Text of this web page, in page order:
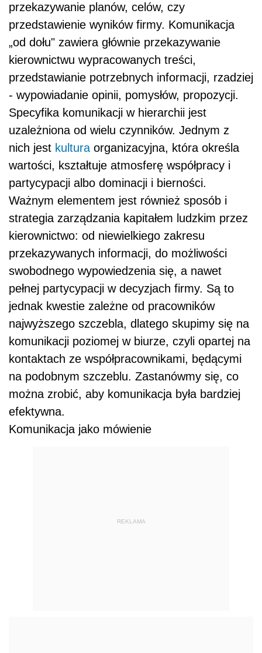
przekazywanie planów, celów, czy
przedstawienie wyników firmy. Komunikacja
„od dołu" zawiera głównie przekazywanie
kierownictwu wypracowanych treści,
przedstawianie potrzebnych informacji, rzadziej
- wypowiadanie opinii, pomysłów, propozycji.
Specyfika komunikacji w hierarchii jest
uzależniona od wielu czynników. Jednym z
nich jest kultura organizacyjna, która określa
wartości, kształtuje atmosferę współpracy i
partycypacji albo dominacji i bierności.
Ważnym elementem jest również sposób i
strategia zarządzania kapitałem ludzkim przez
kierownictwo: od niewielkiego zakresu
przekazywanych informacji, do możliwości
swobodnego wypowiedzenia się, a nawet
pełnej partycypacji w decyzjach firmy. Są to
jednak kwestie zależne od pracowników
najwyższego szczebla, dlatego skupimy się na
komunikacji poziomej w biurze, czyli opartej na
kontaktach ze współpracownikami, będącymi
na podobnym szczeblu. Zastanówmy się, co
można zrobić, aby komunikacja była bardziej
efektywna.
Komunikacja jako mówienie
REKLAMA